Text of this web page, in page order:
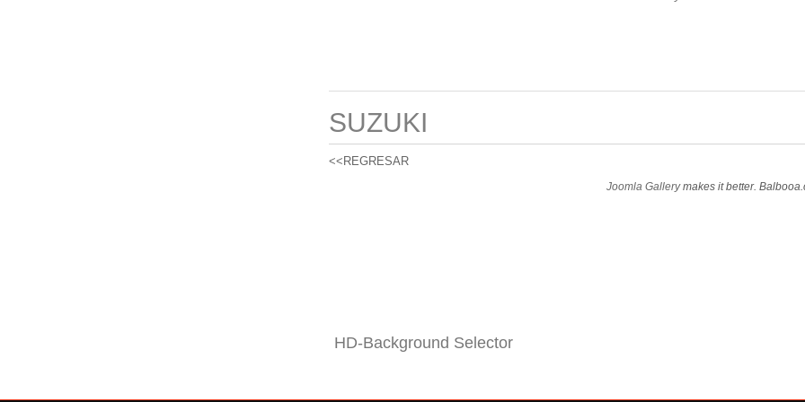
SUZUKI
<<REGRESAR
Joomla Gallerymakes it better.
HD-Background Selector